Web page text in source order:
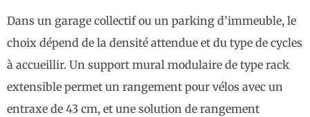
Dans un garage collectif ou un parking d’immeuble, le
choix dépend de la densité attendue et du type de cycles
à accueillir. Un support mural modulaire de type rack
extensible permet un rangement pour vélos avec un
entraxe de 43 cm, et une solution de rangement